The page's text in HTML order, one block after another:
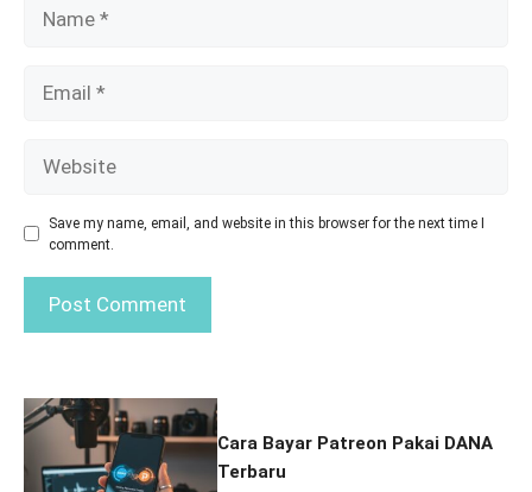
Save my name, email, and website in this browser for the next time I
comment.
Cara Bayar Patreon Pakai DANA
Terbaru